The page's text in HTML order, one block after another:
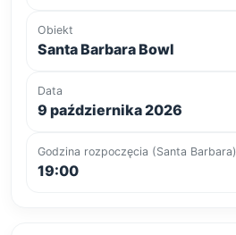
Obiekt
Santa Barbara Bowl
Data
9 października 2026
Godzina rozpoczęcia (Santa Barbara)
19:00